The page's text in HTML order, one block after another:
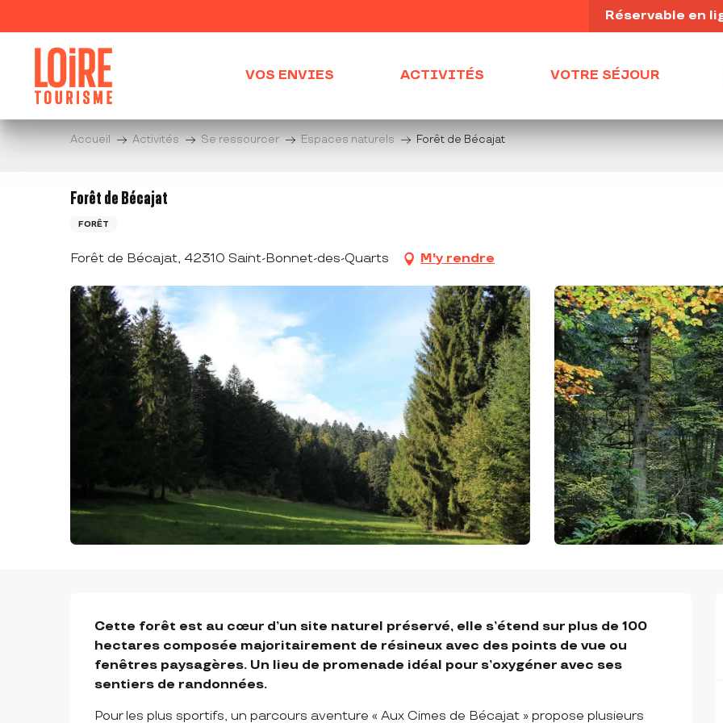
au
contenu
Réservable en
VOS ENVIES ACTIVITÉS VOTRE SÉJOUR
Accueil Activités Se ressourcer Espaces naturels Forêt de Bécajat
Forêt de Bécajat
FORÊT
Forêt de Bécajat, 42310 Saint-Bonnet-des-Quarts M'y rendre
DESCRIPTION
Cette forêt est au cœur d’un site naturel préservé, elle s’étend sur plus de 100
hectares composée majoritairement de résineux avec des points de vue ou
fenêtres paysagères. Un lieu de promenade idéal pour s’oxygéner avec ses
sentiers de randonnées.
Pour les plus sportifs, un parcours aventure « Aux Cimes de Bécajat » propose plusieurs